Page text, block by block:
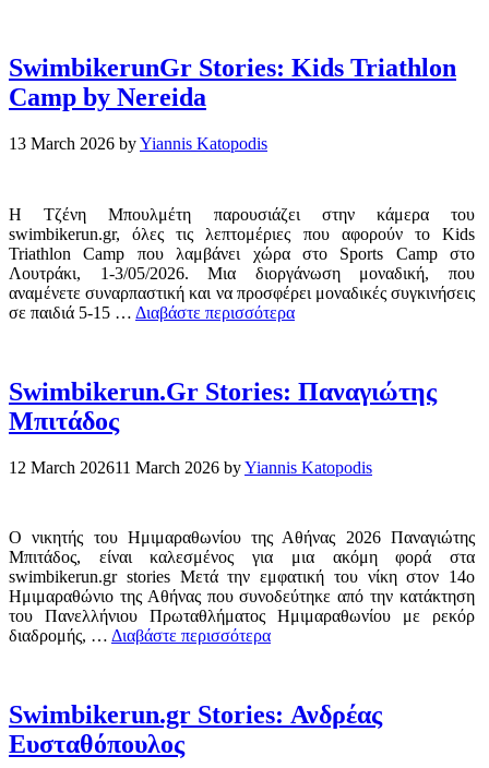
SwimbikerunGr Stories: Kids Triathlon
Camp by Nereida
13 March 2026 byYiannis Katopodis
Η Τζένη Μπουλμέτη παρουσιάζει στην κάμερα του
swimbikerun.gr, όλες τις λεπτομέριες που αφορούν το Kids
Triathlon Camp που λαμβάνει χώρα στο Sports Camp στο
Λουτράκι, 1-3/05/2026. Μια διοργάνωση μοναδική, που
αναμένετε συναρπαστική και να προσφέρει μοναδικές συγκινήσεις
σε παιδιά 5-15 … Διαβάστε περισσότερα
Swimbikerun.Gr Stories: Παναγιώτης
Μπιτάδος
12 March 202611 March 2026 byYiannis Katopodis
Ο νικητής του Ημιμαραθωνίου της Αθήνας 2026 Παναγιώτης
Μπιτάδος, είναι καλεσμένος για μια ακόμη φορά στα
swimbikerun.gr stories Μετά την εμφατική του νίκη στον 14ο
Ημιμαραθώνιο της Αθήνας που συνοδεύτηκε από την κατάκτηση
του Πανελλήνιου Πρωταθλήματος Ημιμαραθωνίου με ρεκόρ
διαδρομής, … Διαβάστε περισσότερα
Swimbikerun.gr Stories: Ανδρέας
Ευσταθόπουλος